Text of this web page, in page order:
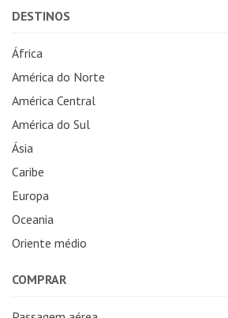
DESTINOS
África
América do Norte
América Central
América do Sul
Ásia
Caribe
Europa
Oceania
Oriente médio
COMPRAR